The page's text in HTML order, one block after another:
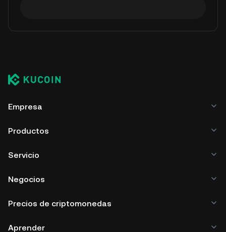
Empresa
Productos
Servicio
Negocios
Precios de criptomonedas
Aprender